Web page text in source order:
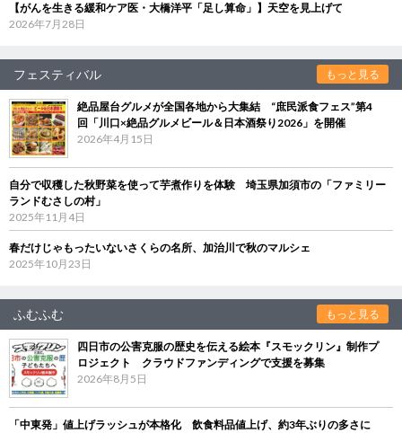
【がんを生きる緩和ケア医・大橋洋平「足し算命」】天空を見上げて
2026年7月28日
フェスティバル もっと見る
絶品屋台グルメが全国各地から大集結 “庶民派食フェス”第4
回「川口×絶品グルメビール＆日本酒祭り2026」を開催
2026年4月15日
自分で収穫した秋野菜を使って芋煮作りを体験 埼玉県加須市の「ファミリー
ランドむさしの村」
2025年11月4日
春だけじゃもったいないさくらの名所、加治川で秋のマルシェ
2025年10月23日
ふむふむ もっと見る
四日市の公害克服の歴史を伝える絵本『スモックリン』制作プ
ロジェクト クラウドファンディングで支援を募集
2026年8月5日
「中東発」値上げラッシュが本格化 飲食料品値上げ、約3年ぶりの多さに